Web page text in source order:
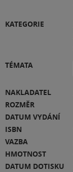
KATEGORIE
TÉMATA
NAKLADATEL
ROZMĚR
DATUM VYDÁNÍ
ISBN
VAZBA
HMOTNOST
DATUM DOTISKU